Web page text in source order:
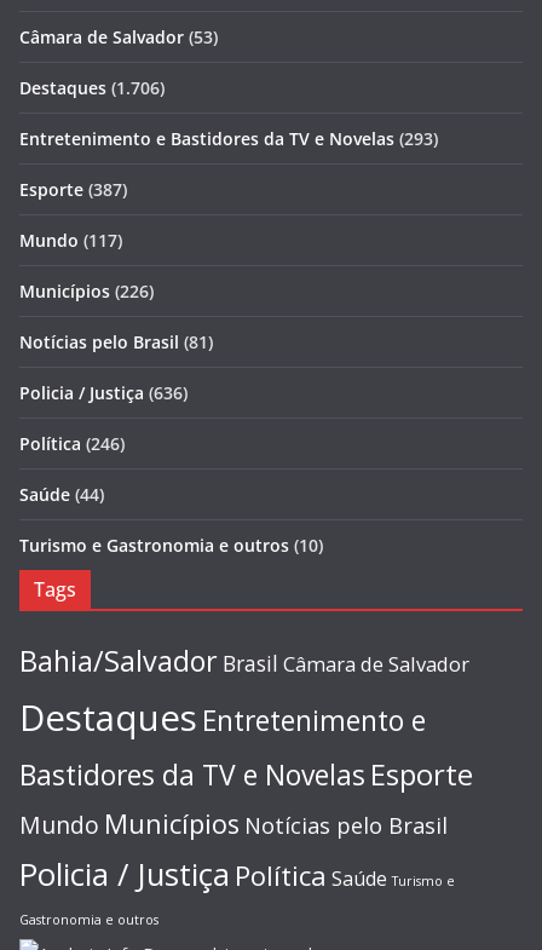
Câmara de Salvador (53)
Destaques (1.706)
Entretenimento e Bastidores da TV e Novelas (293)
Esporte (387)
Mundo (117)
Municípios (226)
Notícias pelo Brasil (81)
Policia / Justiça (636)
Política (246)
Saúde (44)
Turismo e Gastronomia e outros (10)
Tags
Bahia/Salvador Brasil Câmara de Salvador
Destaques Entretenimento e
Bastidores da TV e Novelas Esporte
Mundo Municípios Notícias pelo Brasil
Policia / Justiça Política Saúde Turismo e
Gastronomia e outros